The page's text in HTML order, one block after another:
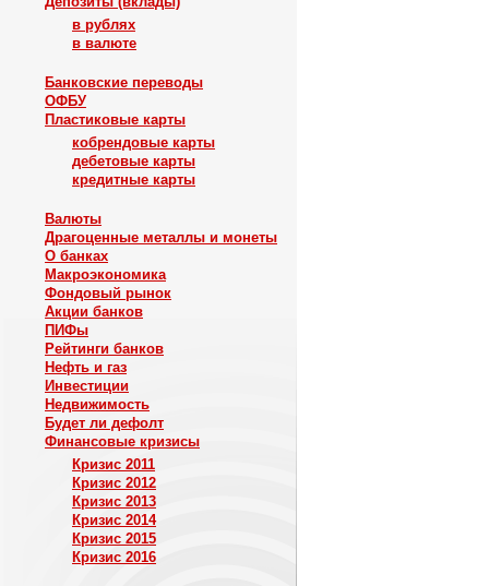
в рублях
в валюте
Банковские переводы
ОФБУ
Пластиковые карты
кобрендовые карты
дебетовые карты
кредитные карты
Валюты
Драгоценные металлы и монеты
О банках
Макроэкономика
Фондовый рынок
Акции банков
ПИФы
Рейтинги банков
Нефть и газ
Инвестиции
Недвижимость
Будет ли дефолт
Финансовые кризисы
Кризис 2011
Кризис 2012
Кризис 2013
Кризис 2014
Кризис 2015
Кризис 2016